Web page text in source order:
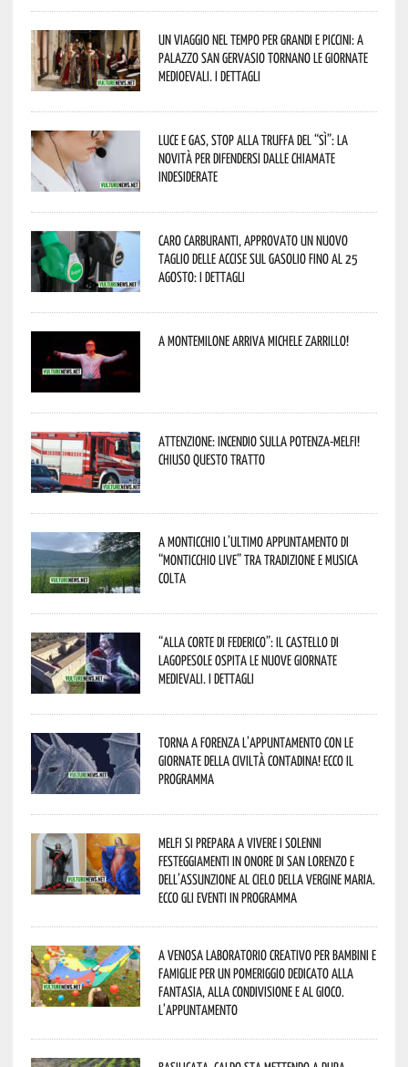
Un viaggio nel tempo per grandi e piccini: a
Palazzo San Gervasio tornano le Giornate
Medioevali. I dettagli
Luce e gas, stop alla truffa del “Sì”: la
novità per difendersi dalle chiamate
indesiderate
Caro carburanti, approvato un nuovo
taglio delle accise sul gasolio fino al 25
agosto: i dettagli
A Montemilone arriva Michele Zarrillo!
Attenzione: incendio sulla Potenza-Melfi!
Chiuso questo tratto
A Monticchio l’ultimo appuntamento di
“Monticchio Live” tra tradizione e musica
colta
“Alla corte di Federico”: il Castello di
Lagopesole ospita le nuove Giornate
Medievali. I dettagli
Torna a Forenza l’appuntamento con le
Giornate della Civiltà Contadina! Ecco il
programma
Melfi si prepara a vivere i solenni
festeggiamenti in onore di San Lorenzo e
dell’assunzione al cielo della Vergine Maria.
Ecco gli eventi in programma
A Venosa laboratorio creativo per bambini e
famiglie per un pomeriggio dedicato alla
fantasia, alla condivisione e al gioco.
L’appuntamento